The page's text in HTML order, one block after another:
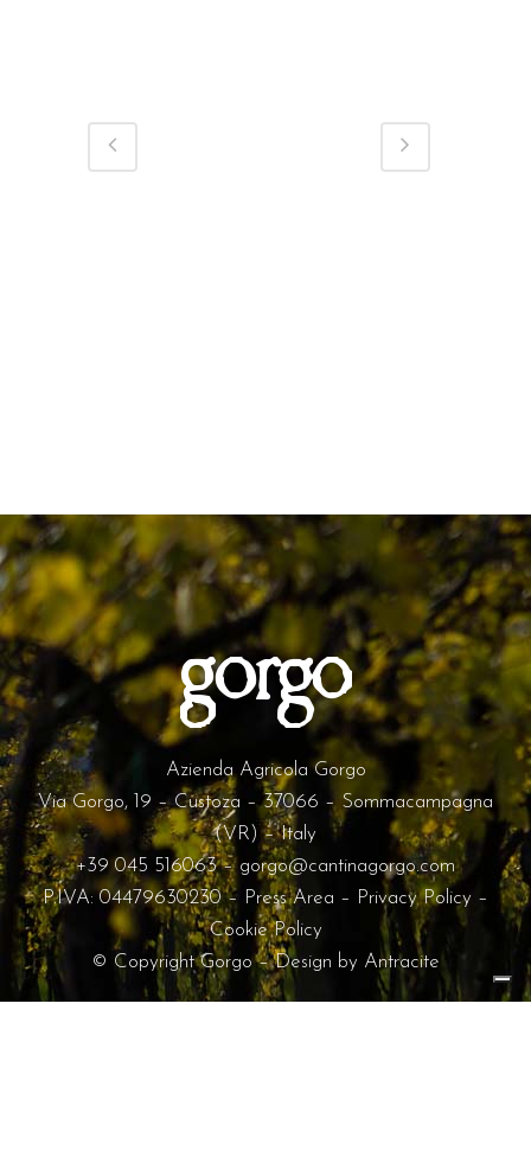
Azienda Agricola Gorgo
Via Gorgo, 19 – Custoza – 37066 – Sommacampagna
(VR) – Italy
+39 045 516063–gorgo@cantinagorgo.com
P.IVA: 04479630230 – Press Area – Privacy Policy –
Cookie Policy
© Copyright Gorgo – Design by Antracite